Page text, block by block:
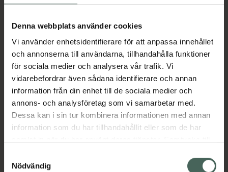
Denna webbplats använder cookies
Vi använder enhetsidentifierare för att anpassa innehållet
och annonserna till användarna, tillhandahålla funktioner
för sociala medier och analysera vår trafik. Vi
vidarebefordrar även sådana identifierare och annan
information från din enhet till de sociala medier och
annons- och analysföretag som vi samarbetar med.
Dessa kan i sin tur kombinera informationen med annan
information som du har tillhandahållit eller som de har
återkalla ditt samtycke via webbplatsens
Nödvändig